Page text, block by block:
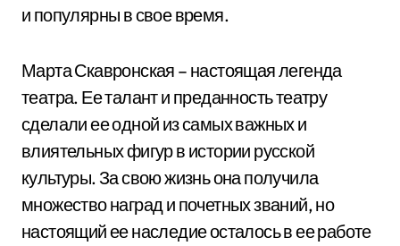
и популярны в свое время.
Марта Скавронская – настоящая легенда
театра. Ее талант и преданность театру
сделали ее одной из самых важных и
влиятельных фигур в истории русской
культуры. За свою жизнь она получила
множество наград и почетных званий, но
настоящий ее наследие осталось в ее работе